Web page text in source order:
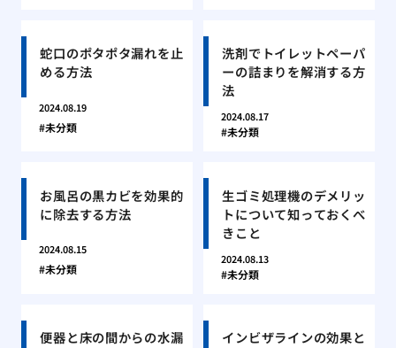
蛇口のポタポタ漏れを止
める方法
2024.08.19
未分類
洗剤でトイレットペーパ
ーの詰まりを解消する方
法
2024.08.17
未分類
お風呂の黒カビを効果的
に除去する方法
2024.08.15
未分類
生ゴミ処理機のデメリッ
トについて知っておくべ
きこと
2024.08.13
未分類
便器と床の間からの水漏
インビザラインの効果と